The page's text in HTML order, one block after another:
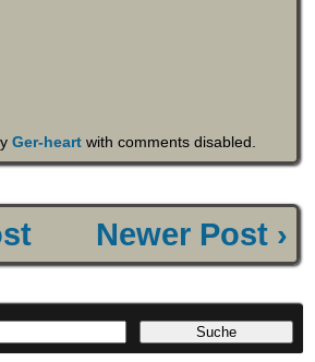
Ger-heartwith comments disabled
Newer Post ›